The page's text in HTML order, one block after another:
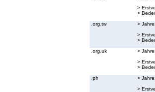
>
>
.org.tw
>
>
>
.org.uk
>
>
>
.ph
>
>